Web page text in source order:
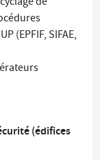
(EPFIF, SIFAE,
(édifices